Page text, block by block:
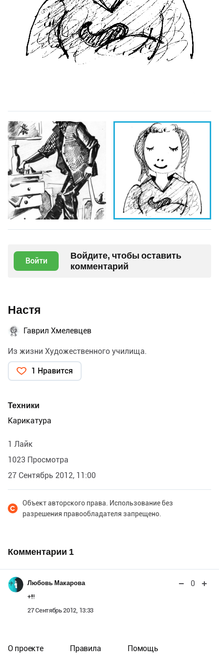
Войти
Войдите, чтобы оставить
комментарий
Настя
Гаврил Хмелевцев
Из жизни Художественного училища.
1 Нравится
Техники
Карикатура
1 Лайк
1023 Просмотра
27 Сентябрь 2012, 11:00
Объект авторского права. Использование без
разрешения правообладателя запрещено.
Комментарии 1
Любовь Макарова 0
+!!!
27 Сентябрь 2012, 13:33
О проекте Правила Помощь